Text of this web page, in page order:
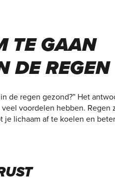
TE GAAN
DE REGEN
de regen gezond?” Het
voordelen hebben. Regen
je lichaam af te koelen en